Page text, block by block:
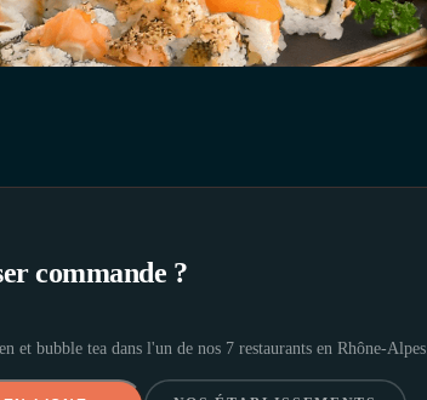
commande ?
et bubble tea dans l'un de nos 7 restaurants en Rhône-Alpes.